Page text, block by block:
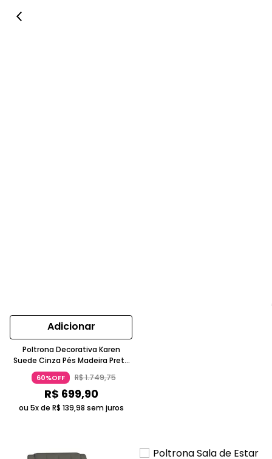
Adicionar
Poltrona Decorativa Karen
Suede Cinza Pés Madeira Preto
Gran Belo
60%OFF R$1.749,75
R$ 699,90
ou 5x de R$ 139,98 sem juros